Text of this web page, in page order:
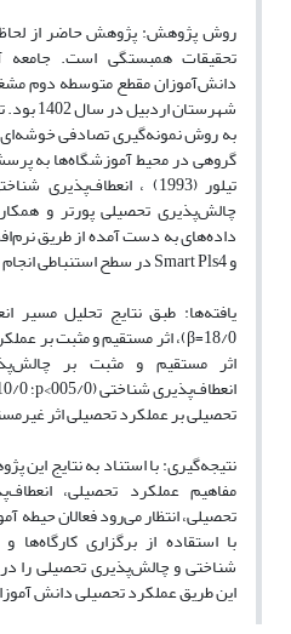
روش پژوهش: پژوهش حاضر از
دانش‌آموزان مقطع متوسطه دوم
به روش نمونه‌گیری تصادفی
گروهی در محیط آموزشگاه‌ها به
و Smart Pls4 در سطح استنباطی انجام شد.
اثر مستقیم و مثبت بر
تحصیلی بر عملکرد تحصیلی اثر
نتیجه‌گیری: با استناد به نتایج این
مفاهیم عملکرد تحصیلی،
تحصیلی، انتظار می‌رود فعالان حیطه
با استقاده از برگزاری
شناختی و چالش‌پذیری تحصیلی را
این طریق عملکرد تحصیلی دانش